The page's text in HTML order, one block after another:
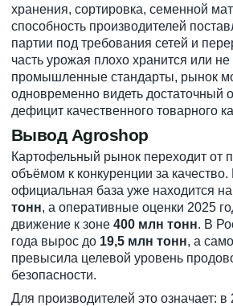
хранения, сортировка, семенной
способность производителей
партии под требования сетей и
часть урожая плохо хранится или
промышленные стандарты, рынок
одновременно видеть достаточный
дефицит качественного товарного
Вывод Agroshop
Картофельный рынок переходит от
объёмом к конкуренции за
официальная база уже находится
тонн, а оперативные оценки 2025
движение к зоне 400 млн тонн. В
года вырос до 19,5 млн тонн, а
превысила целевой уровень
безопасности.
Для производителей это означает: в